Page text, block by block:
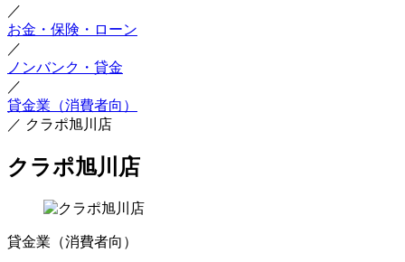
／
お金・保険・ローン
／
ノンバンク・貸金
／
貸金業（消費者向）
／ クラポ旭川店
クラポ旭川店
貸金業（消費者向）